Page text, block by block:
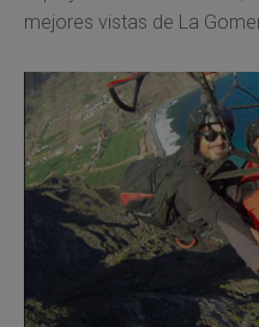
mejores vistas de La